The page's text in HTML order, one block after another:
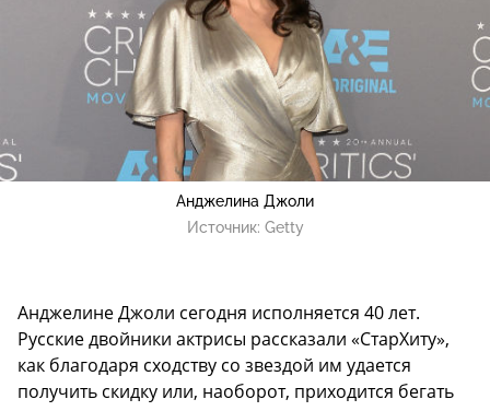
Анджелина Джоли
Источник: Getty
Анджелине Джоли сегодня исполняется 40 лет.
Русские двойники актрисы рассказали «СтарХиту»,
как благодаря сходству со звездой им удается
получить скидку или, наоборот, приходится бегать